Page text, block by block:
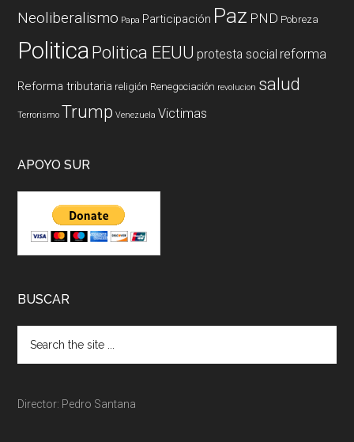
Neoliberalismo Papa Participación Paz PND Pobreza
PoliticaPolitica EEUU protesta social reforma
Reforma tributaria religión Renegociación revolucion salud
Terrorismo Trump Venezuela Victimas
APOYO SUR
BUSCAR
Director: Pedro Santana